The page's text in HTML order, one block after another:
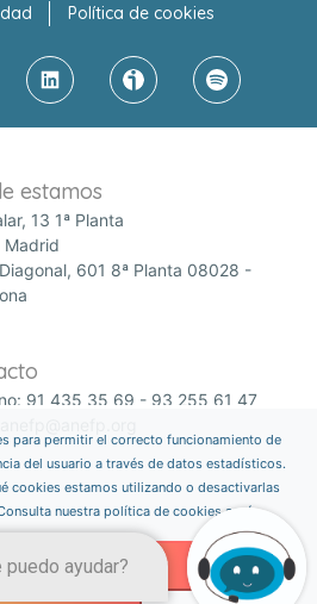
Política de cookies
estamos
13 1ª Planta
Madrid
601 8ª Planta 08028 -
91 435 35 69 - 93 255 61 47
para permitir el correcto funcionamiento de
del usuario a través de datos estadísticos.
cookies estamos utilizando o desactivarlas
nuestra política de cookies aquí.
ACEPTAR TODAS